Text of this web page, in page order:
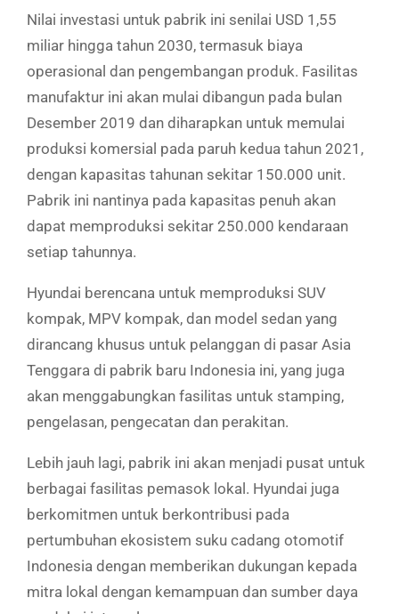
Nilai investasi untuk pabrik ini senilai USD 1,55
miliar hingga tahun 2030, termasuk biaya
operasional dan pengembangan produk. Fasilitas
manufaktur ini akan mulai dibangun pada bulan
Desember 2019 dan diharapkan untuk memulai
produksi komersial pada paruh kedua tahun 2021,
dengan kapasitas tahunan sekitar 150.000 unit.
Pabrik ini nantinya pada kapasitas penuh akan
dapat memproduksi sekitar 250.000 kendaraan
setiap tahunnya.
Hyundai berencana untuk memproduksi SUV
kompak, MPV kompak, dan model sedan yang
dirancang khusus untuk pelanggan di pasar Asia
Tenggara di pabrik baru Indonesia ini, yang juga
akan menggabungkan fasilitas untuk stamping,
pengelasan, pengecatan dan perakitan.
Lebih jauh lagi, pabrik ini akan menjadi pusat untuk
berbagai fasilitas pemasok lokal. Hyundai juga
berkomitmen untuk berkontribusi pada
pertumbuhan ekosistem suku cadang otomotif
Indonesia dengan memberikan dukungan kepada
mitra lokal dengan kemampuan dan sumber daya